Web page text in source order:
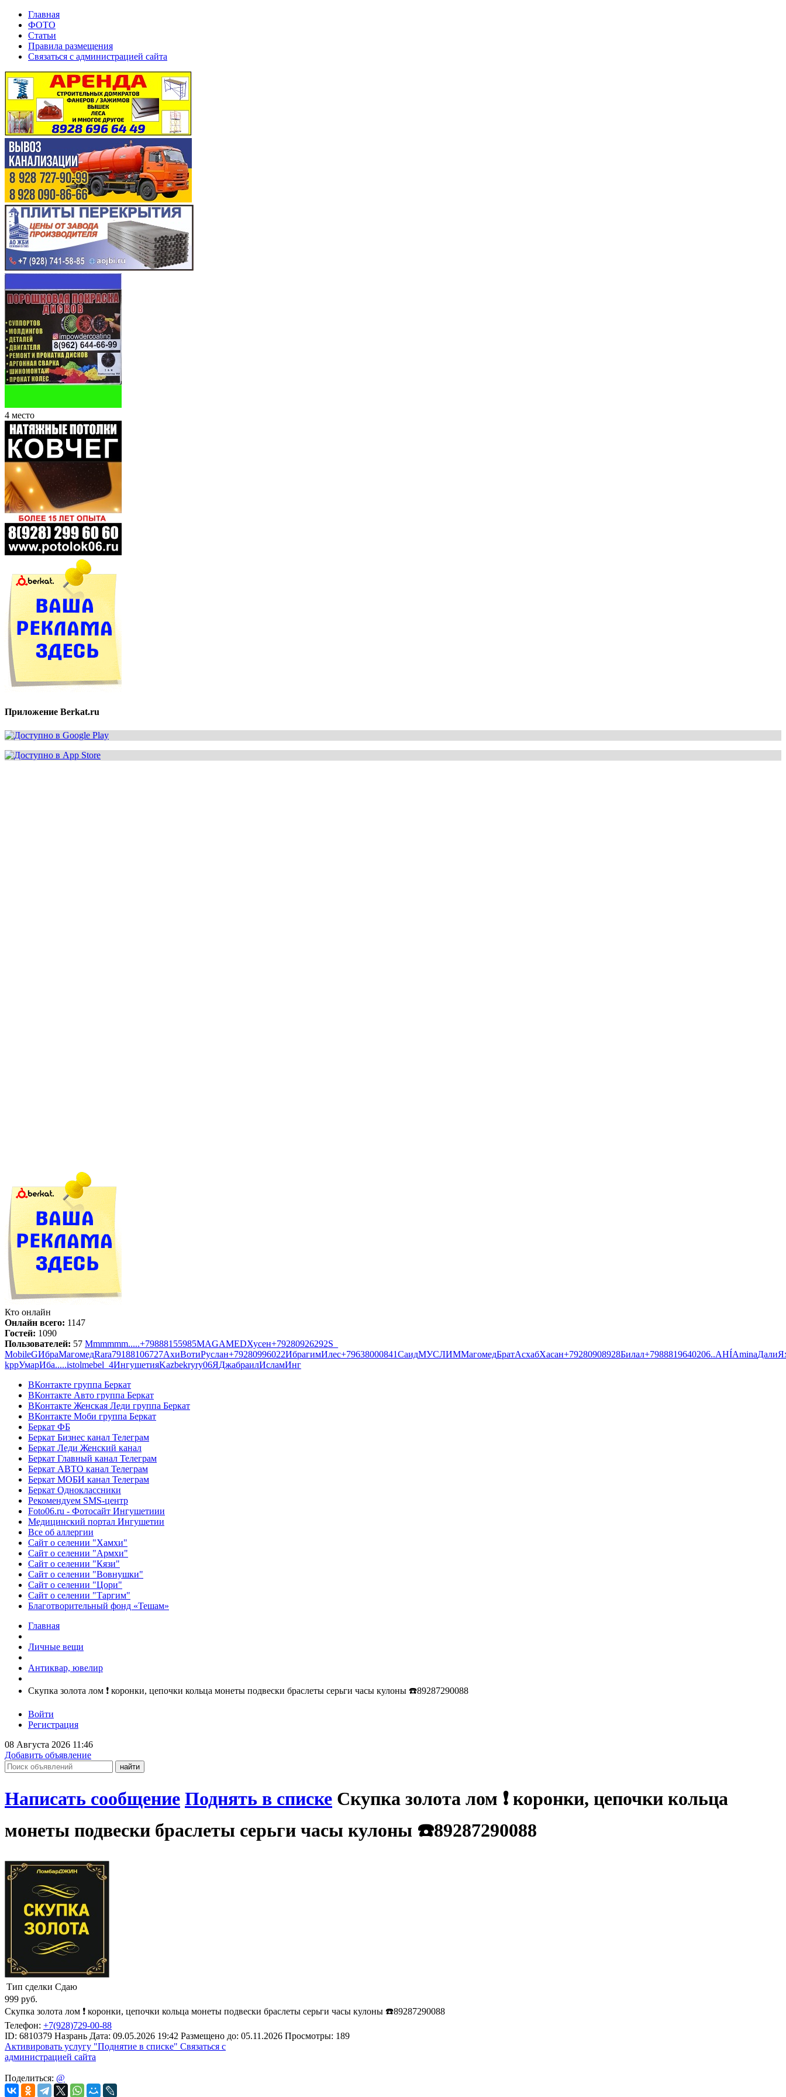
Главная
ФОТО
Статьи
Правила размещения
Связаться с администрацией сайта
4 место
Приложение Berkat.ru
Кто онлайн
Онлайн всего: 1147
Гостей: 1090
Пользователей: 57 Mmmmmm.....+79888155985MAGAMEDХусен+79280926292S_
MobileGИбраМагомедRara79188106727АхиВотиРуслан+79280996022ИбрагимИлес+79638000841СаидМУСЛИММагомедБратАсхабХасан+79280908928Билал+7988819640206..AHÍAminaДалиЯ
kppУмарИба.....istolmebel_4ИнгушетияKazbekryry06ЯДжабраилИсламИнг
ВКонтакте группа Беркат
ВКонтакте Авто группа Беркат
ВКонтакте Женская Леди группа Беркат
ВКонтакте Моби группа Беркат
Беркат ФБ
Беркат Бизнес канал Телеграм
Беркат Леди Женский канал
Беркат Главный канал Телеграм
Беркат АВТО канал Телеграм
Беркат МОБИ канал Телеграм
Беркат Одноклассники
Рекомендуем SMS-центр
Foto06.ru - Фотосайт Ингушетиии
Медицинский портал Ингушетии
Все об аллергии
Сайт о селении "Хамхи"
Сайт о селении "Армхи"
Сайт о селении "Кязи"
Сайт о селении "Вовнушки"
Сайт о селении "Цори"
Сайт о селении "Таргим"
Благотворительный фонд «Тешам»
Главная
Личные вещи
Антиквар, ювелир
Скупка золота лом ❗️ коронки, цепочки кольца монеты подвески браслеты серьги часы кулоны ☎️89287290088
Войти
Регистрация
08 Августа 2026 11:46
Добавить объявление
Написать сообщение Поднять в списке Скупка золота лом ❗️ коронки, цепочки кольца
монеты подвески браслеты серьги часы кулоны ☎️89287290088
Тип сделки Сдаю
999 руб.
Скупка золота лом ❗️ коронки, цепочки кольца монеты подвески браслеты серьги часы кулоны ☎️89287290088
Телефон: +7(928)729-00-88
ID: 6810379 Назрань Дата: 09.05.2026 19:42 Размещено до: 05.11.2026 Просмотры: 189
Активировать услугу "Поднятие в списке" Связаться с
администрацией сайта
Поделиться: @